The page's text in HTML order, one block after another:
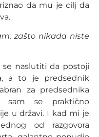
da mu je cilj da
zašto nikada niste
naslutiti da postoji
a to je predsednik
za predsednika
sam se praktično
u državi. I kad mi je
od razgovora